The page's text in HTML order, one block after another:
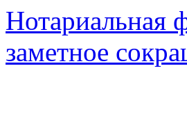
Нотариальная
заметное